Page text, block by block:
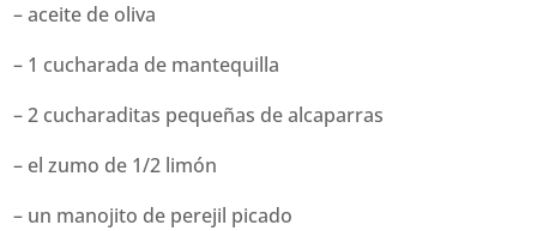
– aceite de oliva
– 1 cucharada de mantequilla
– 2 cucharaditas pequeñas de alcaparras
– el zumo de 1/2 limón
– un manojito de perejil picado